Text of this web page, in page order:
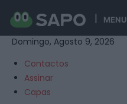
MENU
Domingo, Agosto 9, 2026
Contactos
Assinar
Capas